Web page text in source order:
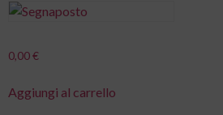
0,00€
Aggiungi al carrello